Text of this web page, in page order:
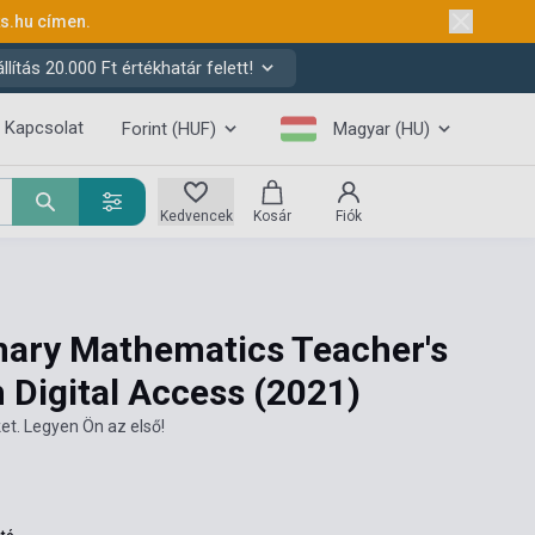
címen.
20.000 Ft értékhatár felett!
Kapcsolat Forint (HUF) Magyar (HU)
Kedvencek Kosár Fiók
Mathematics Teacher's
Digital Access (2021)
Legyen Ön az első!